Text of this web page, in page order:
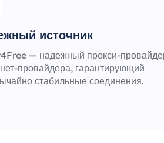
источник
— надежный прокси-
провайдера, гарантирующий
стабильные соединения.